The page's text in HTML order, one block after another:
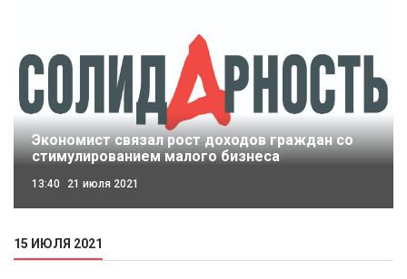
Экономист связал рост доходов граждан со
стимулированием малого бизнеса
13:40 21 июля 2021
15 ИЮЛЯ 2021